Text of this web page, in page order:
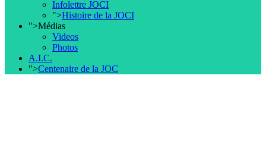
Infolettre JOCI
">Histoire de la JOCI
">Médias
Videos
Photos
A.I.C.
">Centenaire de la JOC